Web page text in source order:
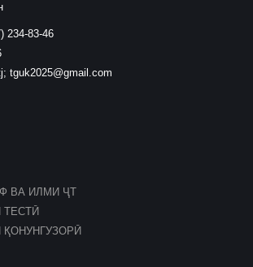
234-83-46
; tguk2025@gmail.com
ВА ИЛМИ ҶТ